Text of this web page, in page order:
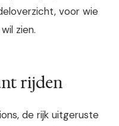
voor wie
zien.
rijden
de rijk uitgeruste